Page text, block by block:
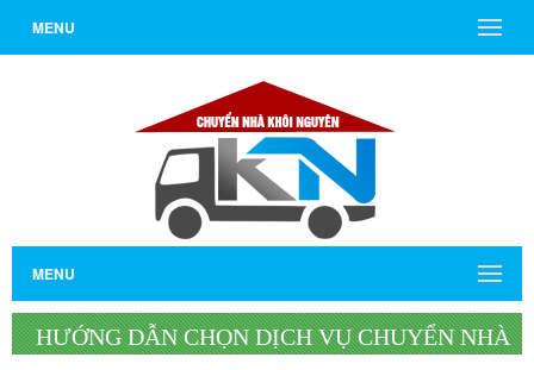
MENU
MENU
HƯỚNG DẪN CHỌN DỊCH VỤ CHUYỂN NHÀ